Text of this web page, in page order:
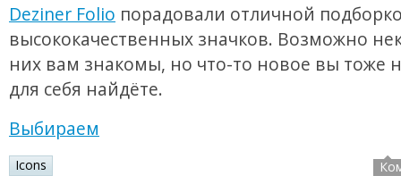
Deziner Folio порадовали отличной
высококачественных значков. Возможно
них вам знакомы, но что-то новое вы тоже
для себя найдёте.
Выбираем
Icons